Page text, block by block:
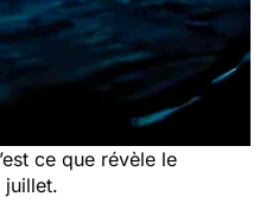
ce que révèle le